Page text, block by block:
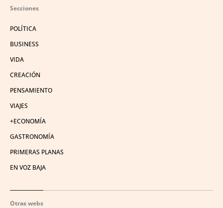
Secciones
POLÍTICA
BUSINESS
VIDA
CREACIÓN
PENSAMIENTO
VIAJES
+ECONOMÍA
GASTRONOMÍA
PRIMERAS PLANAS
EN VOZ BAJA
Otras webs